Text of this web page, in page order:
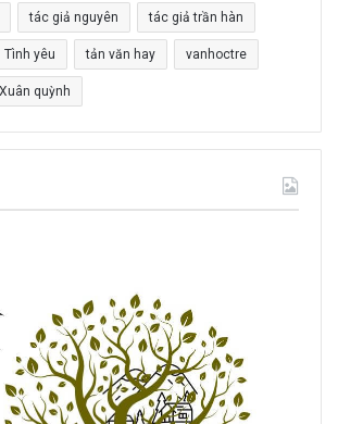
tác giả nguyên tác giả trần hàn
Tình yêu tản văn hay vanhoctre
Xuân quỳnh